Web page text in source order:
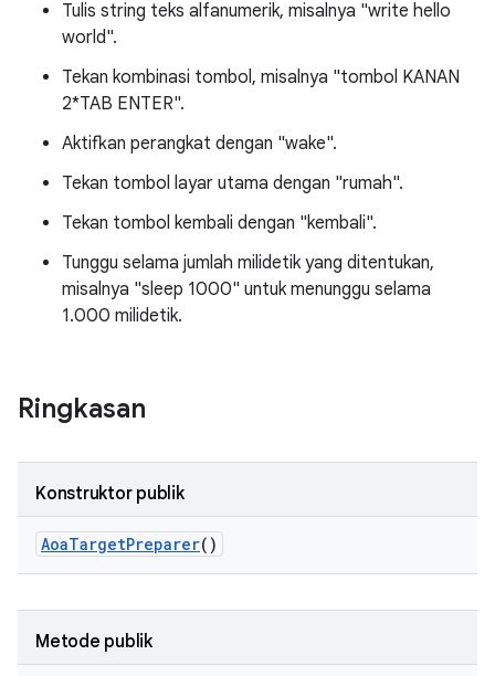
Tulis string teks alfanumerik, misalnya "write hello
world".
Tekan kombinasi tombol, misalnya "tombol KANAN
2*TAB ENTER".
Aktifkan perangkat dengan "wake".
Tekan tombol layar utama dengan "rumah".
Tekan tombol kembali dengan "kembali".
Tunggu selama jumlah milidetik yang ditentukan,
misalnya "sleep 1000" untuk menunggu selama
1.000 milidetik.
Ringkasan
Konstruktor publik
AoaTargetPreparer()
Metode publik